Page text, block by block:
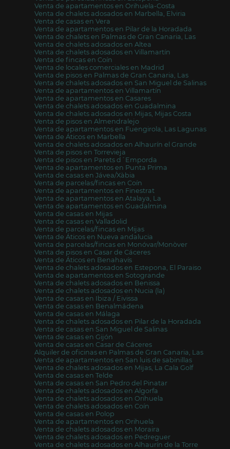
Venta de apartamentos en Orihuela-Costa
Venta de chalets adosados en Marbella, Elviria
Venta de casas en Vera
Venta de apartamentos en Pilar de la Horadada
Venta de chalets en Palmas de Gran Canaria, Las
Venta de chalets adosados en Altea
Venta de chalets adosados en Villamartín
Venta de fincas en Coín
Venta de locales comerciales en Madrid
Venta de pisos en Palmas de Gran Canaria, Las
Venta de chalets adosados en San Miguel de Salinas
Venta de apartamentos en Villamartín
Venta de apartamentos en Casares
Venta de chalets adosados en Guadalmina
Venta de chalets adosados en Mijas, Mijas Costa
Venta de pisos en Almendralejo
Venta de apartamentos en Fuengirola, Las Lagunas
Venta de Áticos en Marbella
Venta de chalets adosados en Alhaurín el Grande
Venta de pisos en Torrevieja
Venta de pisos en Parets d´Emporda
Venta de apartamentos en Punta Prima
Venta de casas en Jávea/Xàbia
Venta de parcelas/fincas en Coín
Venta de apartamentos en Finestrat
Venta de apartamentos en Atalaya, La
Venta de apartamentos en Guadalmina
Venta de casas en Mijas
Venta de casas en Valladolid
Venta de parcelas/fincas en Mijas
Venta de Áticos en Nueva andalucia
Venta de parcelas/fincas en Monóvar/Monòver
Venta de pisos en Casar de Cáceres
Venta de Áticos en Benahavís
Venta de chalets adosados en Estepona, El Paraiso
Venta de apartamentos en Sotogrande
Venta de chalets adosados en Benissa
Venta de chalets adosados en Nucia (la)
Venta de casas en Ibiza / Eivissa
Venta de casas en Benalmádena
Venta de casas en Málaga
Venta de chalets adosados en Pilar de la Horadada
Venta de casas en San Miguel de Salinas
Venta de casas en Gijón
Venta de casas en Casar de Cáceres
Alquiler de oficinas en Palmas de Gran Canaria, Las
Venta de apartamentos en San luis de sabinillas
Venta de chalets adosados en Mijas, La Cala Golf
Venta de casas en Telde
Venta de casas en San Pedro del Pinatar
Venta de chalets adosados en Algorfa
Venta de chalets adosados en Orihuela
Venta de chalets adosados en Coín
Venta de casas en Polop
Venta de apartamentos en Orihuela
Venta de chalets adosados en Moraira
Venta de chalets adosados en Pedreguer
Venta de chalets adosados en Alhaurín de la Torre